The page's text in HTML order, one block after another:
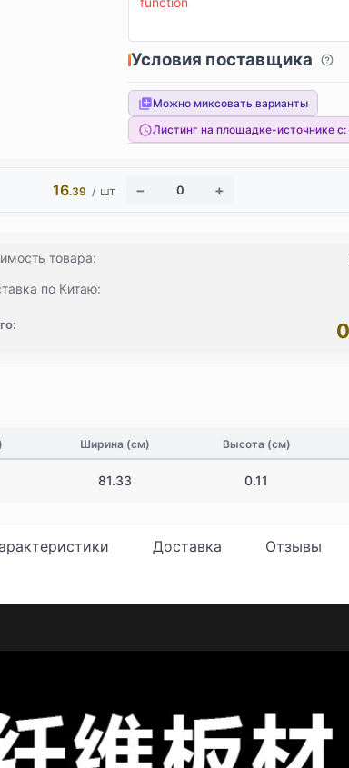
Условия поставщика
Можно миксовать варианты
Листинг на площадке-источнике с:
16.39 / шт
товара:
по Китаю:
0
Ширина (см) Высота (см)
81.33 0.11
Доставка Отзывы